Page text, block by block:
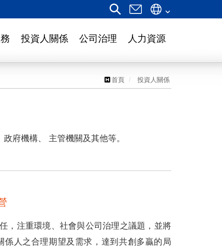
投資人關係 公司治理 人力資源
首頁 投資人關係
府機構、 主管機關及其他等。
，注重環境、社會與公司治理之議題，並將
人之合理期望及需求，達到共創多贏的局